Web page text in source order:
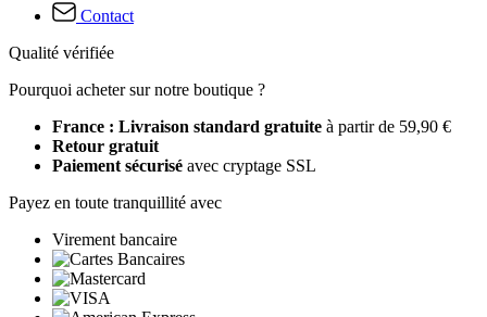
Contact
Qualité vérifiée
Pourquoi acheter sur notre boutique ?
France : Livraison standard gratuite à partir de 59,90 €
Retour gratuit
Paiement sécurisé avec cryptage SSL
Payez en toute tranquillité avec
Virement bancaire